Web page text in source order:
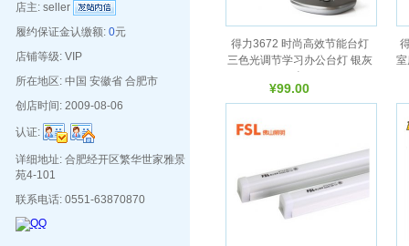
店主: seller
履约保证金认缴额: 0元
店铺等级: VIP
所在地区: 中国 安徽省 合肥市
创店时间: 2009-08-06
认证:
详细地址: 合肥经开区繁华世家雅景
苑4-101
联系电话: 0551-63870870
得力3672 时尚高效节能台灯
三色光调节学习办公台灯 银灰
¥99.00